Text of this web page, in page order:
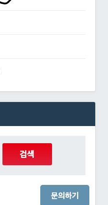
문의하기